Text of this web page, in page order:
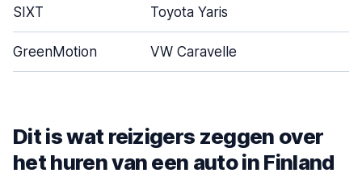
SIXT Toyota Yaris
GreenMotion VW Caravelle
Dit is wat reizigers zeggen over
het huren van een auto in Finland